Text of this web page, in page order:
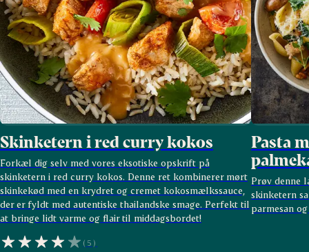
Skinketern i red curry kokos
Forkæl dig selv med vores eksotiske opskrift på
skinketern i red curry kokos. Denne ret kombinerer mørt
skinkekød med en krydret og cremet kokosmælkssauce,
der er fyldt med autentiske thailandske smage. Perfekt til
at bringe lidt varme og flair til middagsbordet!
(5)
Pasta
Prøv denne
skinketern
parmesan